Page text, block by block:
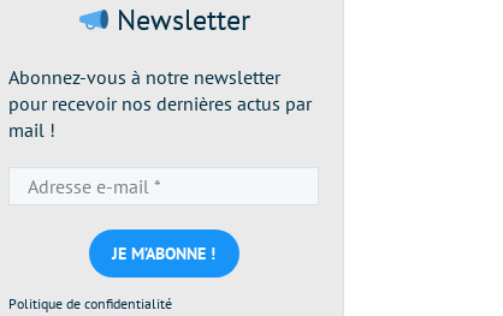
Newsletter
Abonnez-vous à notre newsletter
pour recevoir nos dernières actus par
mail !
e-
mail
*
Politique de confidentialité